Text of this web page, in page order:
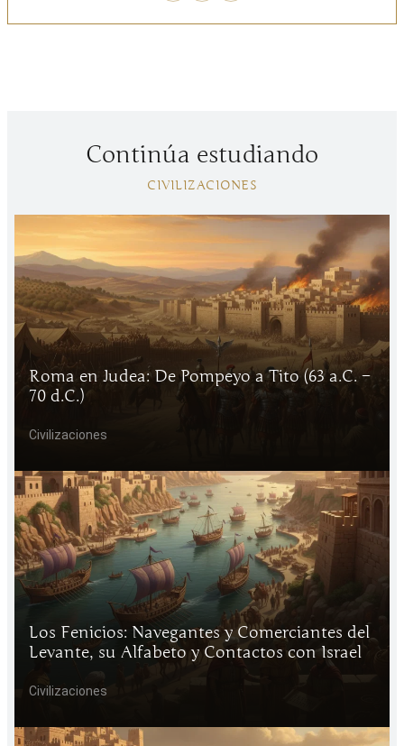
Continúa estudiando
CIVILIZACIONES
Roma en Judea: De Pompeyo a Tito (63 a.C. –
70 d.C.)
Civilizaciones
Los Fenicios: Navegantes y Comerciantes del
Levante, su Alfabeto y Contactos con Israel
Civilizaciones